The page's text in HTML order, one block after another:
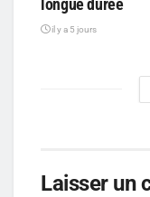
longue durée
il y a 5 jours
Laisser un